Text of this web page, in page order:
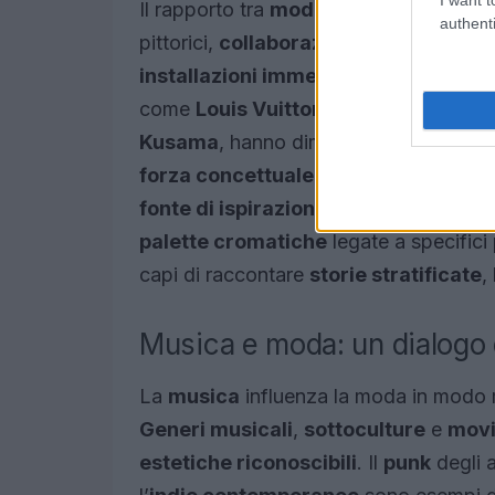
Il rapporto tra moda e arte visivaè
pittorici, collaborazioni
installazioni immersive
come Louis Vuitton , che ha
Kusama, hanno dimostrato come
forza concettuale
fonte di ispirazione
palette cromatiche legate a specifici
capi di raccontare storie stratificate,
Musica e moda: un
La musica influenza la moda in modo
Generi musicali, sottoculture e
estetiche riconoscibili. Il punk degli